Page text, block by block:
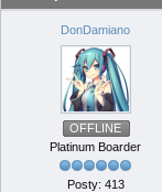
DonDamiano
OFFLINE
Platinum Boarder
Posty: 413